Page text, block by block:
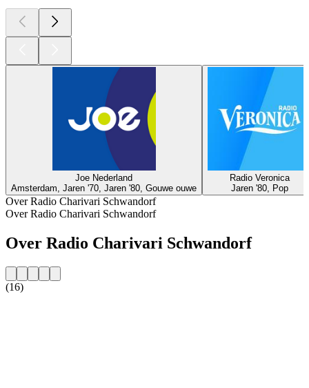
Joe Nederland
Amsterdam, Jaren '70, Jaren '80, Gouwe ouwe
Radio Veronica
Jaren '80, Pop
Over Radio Charivari Schwandorf
Over Radio Charivari Schwandorf
Over Radio Charivari Schwandorf
(16)